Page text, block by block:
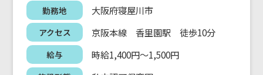
勤務地 大阪府寝屋川市
アクセス 京阪本線 香里園駅 徒歩10分
給与 時給1,400円～1,500円